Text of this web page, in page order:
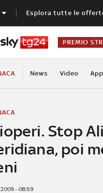
Esplora tutte le
PREMIO
News Video
Stop
poi
2009 - 08:59